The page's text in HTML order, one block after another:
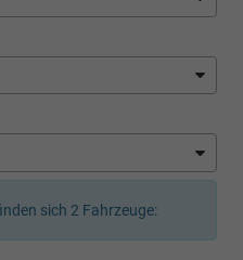
sich 2 Fahrzeuge: